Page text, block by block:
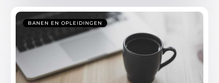
BANEN EN OPLEIDINGEN